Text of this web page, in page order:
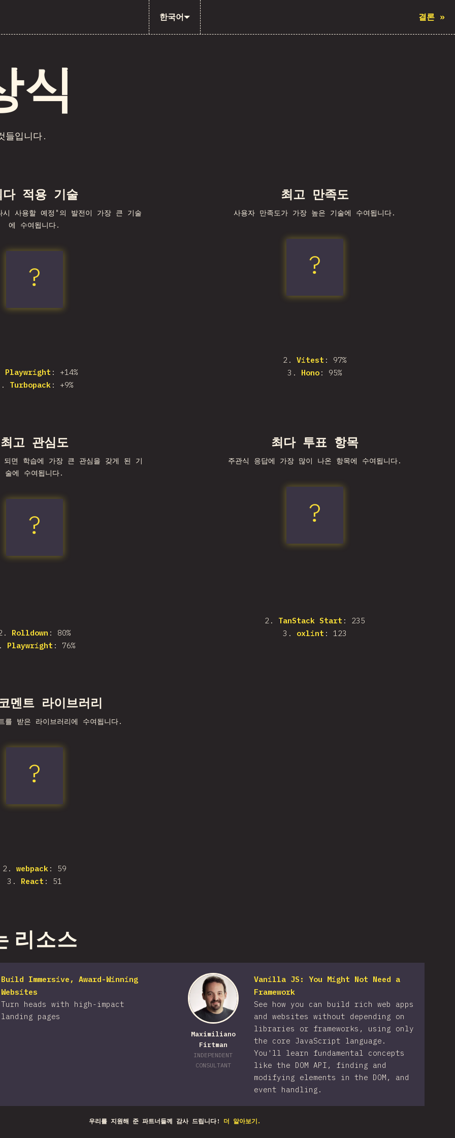
한국어 결론 »
식
입니다.
다 적용 기술
사용할 예정"의 발전이 가장 큰 기술
에 수여됩니다.
?
Vitest
Playwright : +14%
. Turbopack: +9%
최고 만족도
사용자 만족도가 가장 높은 기술에 수여됩니다.
?
Vite
2 . Vitest : 97%
3 . Hono : 95%
최고 관심도
되면 학습에 가장 큰 관심을 갖게 된 기
술에 수여됩니다.
?
Vitest
. Rolldown : 80%
Playwright : 76%
최다 투표 항목
주관식 응답에 가장 많이 나온 항목에 수여됩니다.
?
fnm
2 . TanStack Start : 235
3 . oxlint : 123
멘트 라이브러리
를 받은 라이브러리에 수여됩니다.
?
Next.js
2 . webpack : 59
3 . React : 51
공유
리소스
Build Immersive, Award-Winning
Websites
Turn heads with high-impact
landing pages
Maximiliano
Firtman
INDEPENDENT
CONSULTANT
Vanilla JS: You Might Not Need a
Framework
See how you can build rich web apps
and websites without depending on
libraries or frameworks, using only
the core JavaScript language.
You'll learn fundamental concepts
like the DOM API, finding and
modifying elements in the DOM, and
event handling.
우리를 지원해 준 파트너들께 감사 드립니다! 더 알아보기.